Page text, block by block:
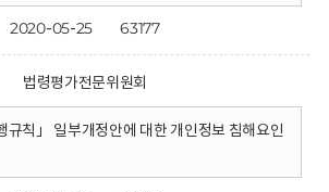
2020-05-25 63177
법령평가전문위원회
규칙」 일부개정안에 대한 개인정보 침해요인